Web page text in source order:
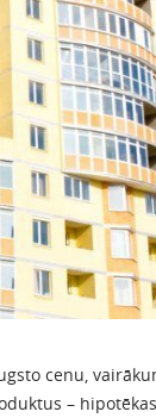
cenu,
–